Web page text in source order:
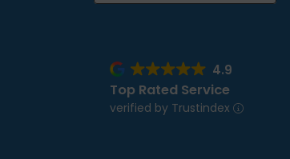
4.9
Top Rated Service
verified by Trustindex